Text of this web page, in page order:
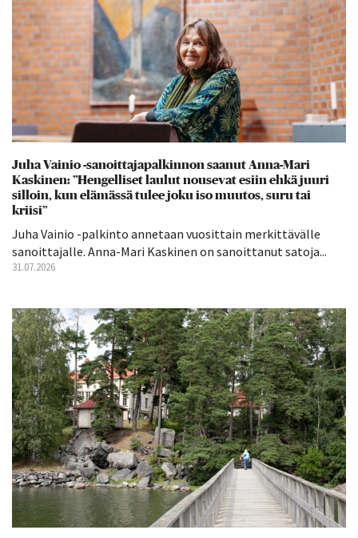
Juha Vainio -sanoittajapalkinnon saanut Anna-Mari
Kaskinen: ”Hengelliset laulut nousevat esiin ehkä juuri
silloin, kun elämässä tulee joku iso muutos, suru tai
kriisi”
Juha Vainio -palkinto annetaan vuosittain merkittävälle
sanoittajalle. Anna-Mari Kaskinen on sanoittanut satoja...
31.07.2026